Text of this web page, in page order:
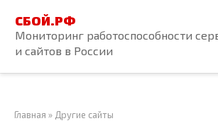
контенту
СБОЙ.РФ
Мониторинг работоспособности
и сайтов в России
Главная » Другие сайты